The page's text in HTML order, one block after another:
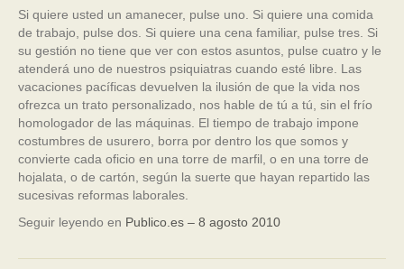
Si quiere usted un amanecer, pulse uno. Si quiere una comida
de trabajo, pulse dos. Si quiere una cena familiar, pulse tres. Si
su gestión no tiene que ver con estos asuntos, pulse cuatro y le
atenderá uno de nuestros psiquiatras cuando esté libre. Las
vacaciones pacíficas devuelven la ilusión de que la vida nos
ofrezca un trato personalizado, nos hable de tú a tú, sin el frío
homologador de las máquinas. El tiempo de trabajo impone
costumbres de usurero, borra por dentro los que somos y
convierte cada oficio en una torre de marfil, o en una torre de
hojalata, o de cartón, según la suerte que hayan repartido las
sucesivas reformas laborales.
Seguir leyendo en Publico.es – 8 agosto 2010